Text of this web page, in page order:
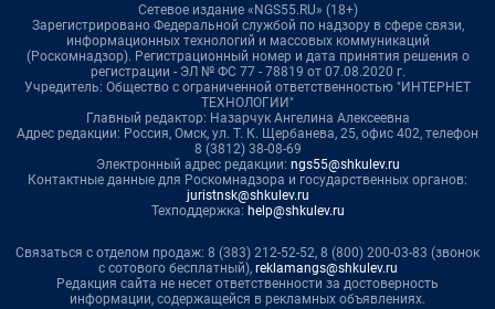
Сетевое издание «NGS55.RU» (18+)
Зарегистрировано Федеральной службой по надзору в сфере связи,
информационных технологий и массовых коммуникаций
(Роскомнадзор). Регистрационный номер и дата принятия решения о
регистрации - ЭЛ № ФС 77 - 78819 от 07.08.2020 г.
Учредитель: Общество с ограниченной ответственностью "ИНТЕРНЕТ
ТЕХНОЛОГИИ"
Главный редактор: Назарчук Ангелина Алексеевна
Адрес редакции: Россия, Омск, ул. Т. К. Щербанева, 25, офис 402, телефон
8 (3812) 38-08-69
Электронный адрес редакции: ngs55@shkulev.ru
Контактные данные для Роскомнадзора и государственных органов:
juristnsk@shkulev.ru
Техподдержка: help@shkulev.ru
Связаться с отделом продаж: 8 (383) 212-52-52, 8 (800) 200-03-83 (звонок
с сотового бесплатный), reklamangs@shkulev.ru
Редакция сайта не несет ответственности за достоверность
информации, содержащейся в рекламных объявлениях.